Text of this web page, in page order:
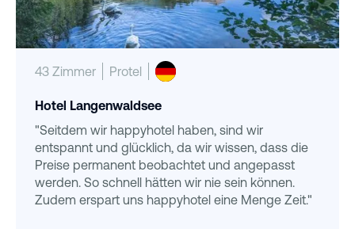
43 Zimmer Protel
Hotel Langenwaldsee
"Seitdem wir happyhotel haben, sind wir
entspannt und glücklich, da wir wissen, dass die
Preise permanent beobachtet und angepasst
werden. So schnell hätten wir nie sein können.
Zudem erspart uns happyhotel eine Menge Zeit."